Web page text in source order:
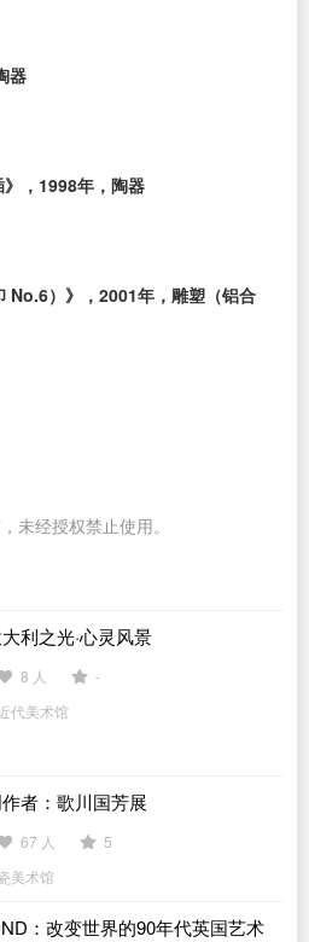
器
》，1998年，陶器
No.6）》，2001年，雕塑（铝合
未经授权禁止使用。
利之光·心灵风景
8 人
-
代美术馆
者：歌川国芳展
67 人
5
美术馆
：改变世界的90年代英国艺术